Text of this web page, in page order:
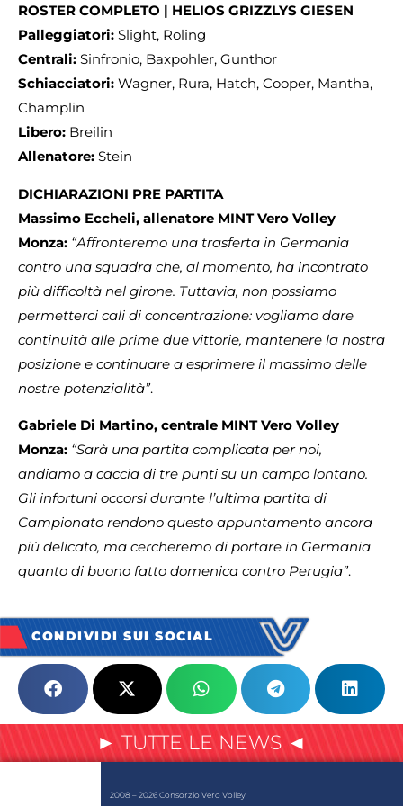
ROSTER COMPLETO | HELIOS GRIZZLYS GIESEN
Palleggiatori: Slight, Roling
Centrali: Sinfronio, Baxpohler, Gunthor
Schiacciatori: Wagner, Rura, Hatch, Cooper, Mantha,
Champlin
Libero: Breilin
Allenatore: Stein
DICHIARAZIONI PRE PARTITA
Massimo Eccheli, allenatore MINT Vero Volley
Monza: “Affronteremo una trasferta in Germania
contro una squadra che, al momento, ha incontrato
più difficoltà nel girone. Tuttavia, non possiamo
permetterci cali di concentrazione: vogliamo dare
continuità alle prime due vittorie, mantenere la nostra
posizione e continuare a esprimere il massimo delle
nostre potenzialità”.
Gabriele Di Martino, centrale MINT Vero Volley
Monza: “Sarà una partita complicata per noi,
andiamo a caccia di tre punti su un campo lontano.
Gli infortuni occorsi durante l’ultima partita di
Campionato rendono questo appuntamento ancora
più delicato, ma cercheremo di portare in Germania
quanto di buono fatto domenica contro Perugia”.
CONDIVIDI SUI SOCIAL
► TUTTE LE NEWS ◄
2008 – 2026 Consorzio Vero Volley